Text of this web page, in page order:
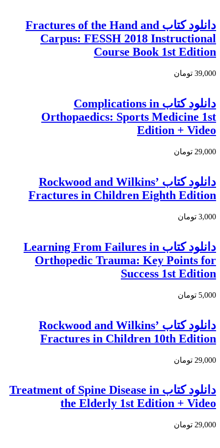
دانلود کتاب Fractures of the Hand and
Carpus: FESSH 2018 Instructional
Course Book 1st Edition
39,000 تومان
دانلود كتاب Complications in
Orthopaedics: Sports Medicine 1st
Edition + Video
29,000 تومان
دانلود کتاب Rockwood and Wilkins’
Fractures in Children Eighth Edition
3,000 تومان
دانلود کتاب Learning From Failures in
Orthopedic Trauma: Key Points for
Success 1st Edition
5,000 تومان
دانلود کتاب Rockwood and Wilkins’
Fractures in Children 10th Edition
29,000 تومان
دانلود کتاب Treatment of Spine Disease in
the Elderly 1st Edition + Video
29,000 تومان